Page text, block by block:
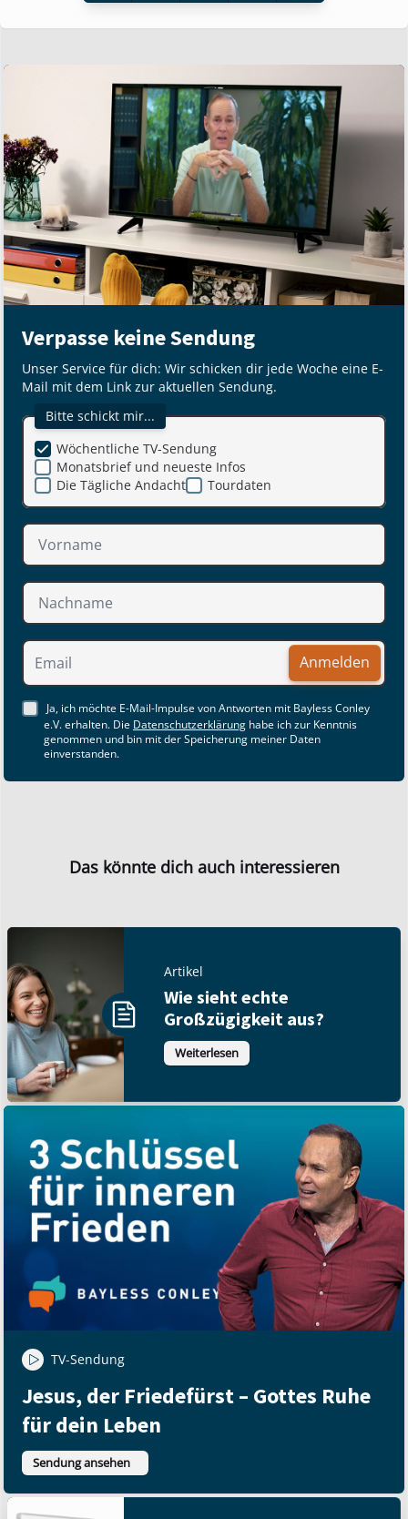
Verpasse keine Sendung
Unser Service für dich: Wir schicken dir jede Woche eine E-
Mail mit dem Link zur aktuellen Sendung.
Bitte schickt mir...
Monatsbrief und neueste Infos
Die Tägliche Andacht
Wöchentliche TV-Sendung
Tourdaten
Anmelden
Ja, ich möchte E-Mail-Impulse von Antworten mit Bayless Conley
e.V. erhalten. Die Datenschutzerklärung habe ich zur Kenntnis
genommen und bin mit der Speicherung meiner Daten
einverstanden.
Das könnte dich auch interessieren
Artikel
Wie sieht echte
Großzügigkeit aus?
Weiterlesen
TV-Sendung
Jesus, der Friedefürst – Gottes Ruhe
für dein Leben
Sendung ansehen